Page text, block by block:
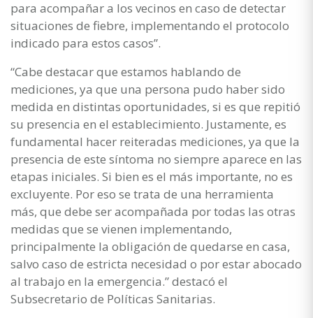
para acompañar a los vecinos en caso de detectar
situaciones de fiebre, implementando el protocolo
indicado para estos casos”.
“Cabe destacar que estamos hablando de
mediciones, ya que una persona pudo haber sido
medida en distintas oportunidades, si es que repitió
su presencia en el establecimiento. Justamente, es
fundamental hacer reiteradas mediciones, ya que la
presencia de este síntoma no siempre aparece en las
etapas iniciales. Si bien es el más importante, no es
excluyente. Por eso se trata de una herramienta
más, que debe ser acompañada por todas las otras
medidas que se vienen implementando,
principalmente la obligación de quedarse en casa,
salvo caso de estricta necesidad o por estar abocado
al trabajo en la emergencia.” destacó el
Subsecretario de Políticas Sanitarias.